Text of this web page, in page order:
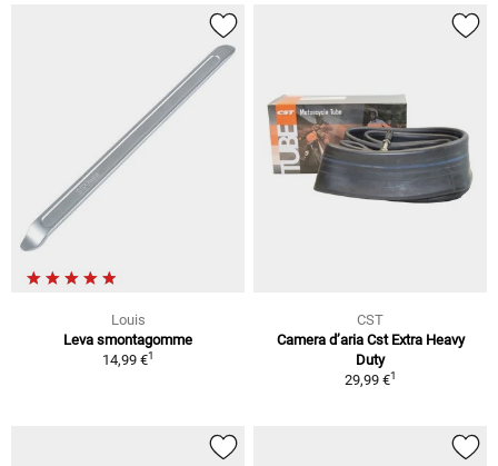
Louis
Leva smontagomme
14,99 €1
CST
Camera d’aria Cst Extra Heavy
Duty
29,99 €1